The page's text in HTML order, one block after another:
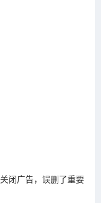
闭广告，误删了重要